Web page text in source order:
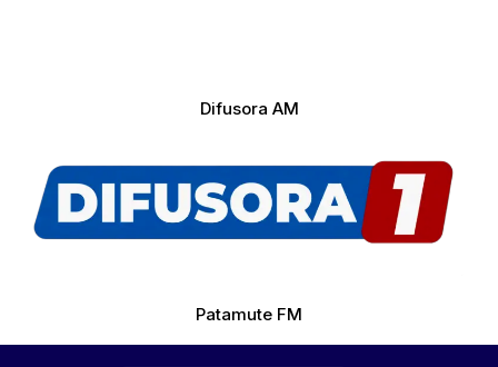
Difusora AM
Patamute FM